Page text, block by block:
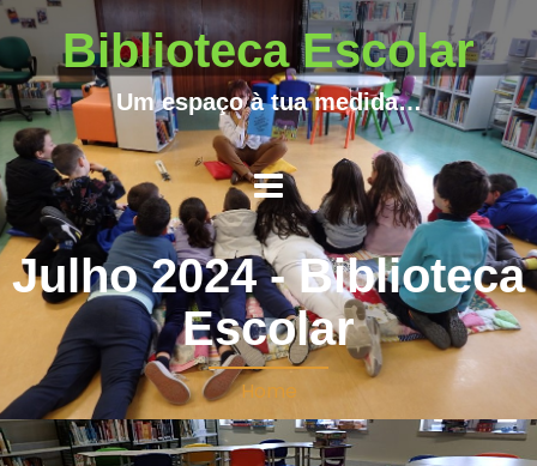
Biblioteca Escolar
Um espaço à tua medida…
Julho 2024 - Biblioteca
Escolar
Home